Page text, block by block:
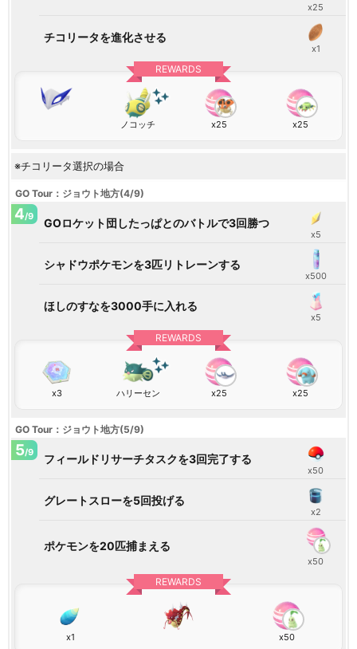
x25
チコリータを進化させる
x1
REWARDS
ノコッチ x25 x25
※チコリータ選択の場合
GO Tour：ジョウト地方(4/9)
4/9 GOロケット団したっぱとのバトルで3回勝つ
x5
シャドウポケモンを3匹リトレーンする
x500
ほしのすなを3000手に入れる
x5
REWARDS
x3 ハリーセン x25 x25
GO Tour：ジョウト地方(5/9)
5/9 フィールドリサーチタスクを3回完了する
x50
グレートスローを5回投げる
x2
ポケモンを20匹捕まえる
x50
REWARDS
x1 x50